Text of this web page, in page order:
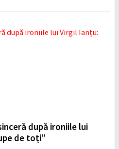
după ironiile lui
de toți”